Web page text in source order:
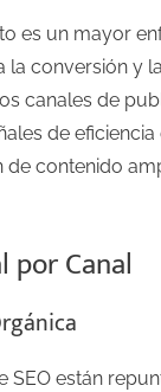
es un mayor
la conversión y
canales de
de
contenido
por Canal
SEO están